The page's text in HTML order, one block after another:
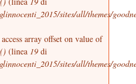
sites/all/themes/
array offset on value of
(linea 19di
sites/all/themes/